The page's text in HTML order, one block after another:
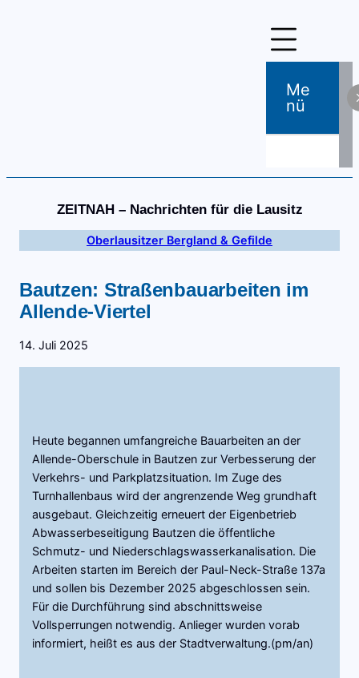
Me
Nü
ZEITNAH – Nachrichten für die Lausitz
Oberlausitzer Bergland & Gefilde
Bautzen: Straßenbauarbeiten im
Allende-Viertel
14. Juli 2025
Heute begannen umfangreiche Bauarbeiten an der
Allende-Oberschule in Bautzen zur Verbesserung der
Verkehrs- und Parkplatzsituation. Im Zuge des
Turnhallenbaus wird der angrenzende Weg grundhaft
ausgebaut. Gleichzeitig erneuert der Eigenbetrieb
Abwasserbeseitigung Bautzen die öffentliche
Schmutz- und Niederschlagswasserkanalisation. Die
Arbeiten starten im Bereich der Paul-Neck-Straße 137a
und sollen bis Dezember 2025 abgeschlossen sein.
Für die Durchführung sind abschnittsweise
Vollsperrungen notwendig. Anlieger wurden vorab
informiert, heißt es aus der Stadtverwaltung.(pm/an)